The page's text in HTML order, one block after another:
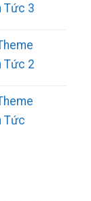
Tức 3
Tức 2
Tức